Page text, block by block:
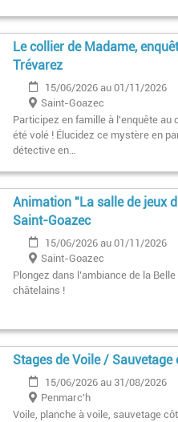
Le collier de Madame,
Trévarez
15/06/2026 au 01/11/2026
Saint-Goazec
Participez en famille à l'enquête au
été volé ! Élucidez ce mystère en
détective en…
Animation "La salle de jeux
Saint-Goazec
15/06/2026 au 01/11/2026
Saint-Goazec
Plongez dans l’ambiance de la
châtelains !
Stages de Voile /
15/06/2026 au 31/08/2026
Penmarc'h
Voile, planche à voile, sauvetage